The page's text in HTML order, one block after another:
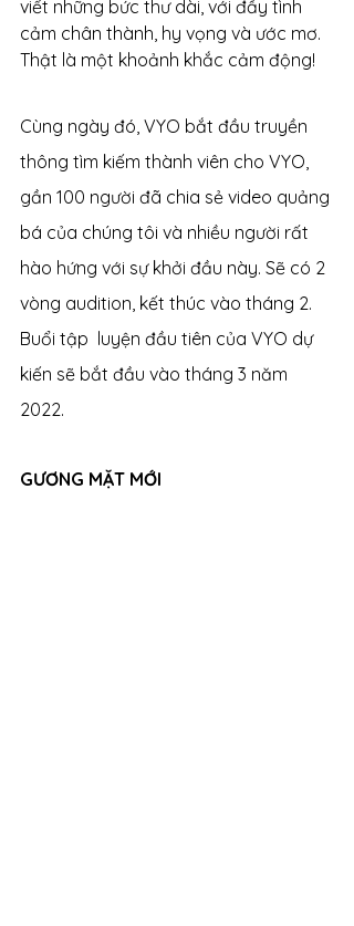
viết những bức thư dài, với đầy tình
cảm chân thành, hy vọng và ước mơ.
Thật là một khoảnh khắc cảm động!
Cùng ngày đó, VYO bắt đầu truyền
thông tìm kiếm thành viên cho VYO,
gần 100 người đã chia sẻ video quảng
bá của chúng tôi và nhiều người rất
hào hứng với sự khởi đầu này. Sẽ có 2
vòng audition, kết thúc vào tháng 2.
Buổi tập  luyện đầu tiên của VYO dự
kiến sẽ bắt đầu vào tháng 3 năm
2022.
GƯƠNG MẶT MỚI